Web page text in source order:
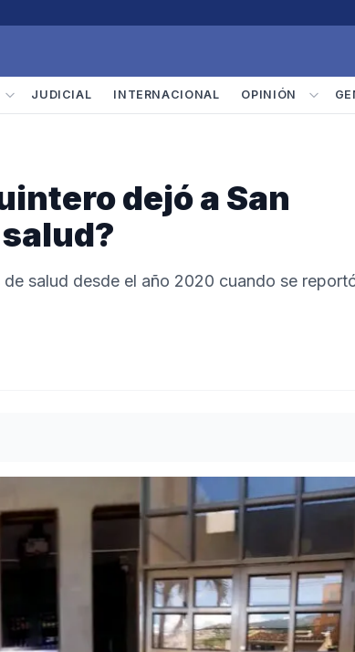
JUDICIAL INTERNACIONAL OPINIÓN
dejó a San
salud desde el año 2020 cuando se